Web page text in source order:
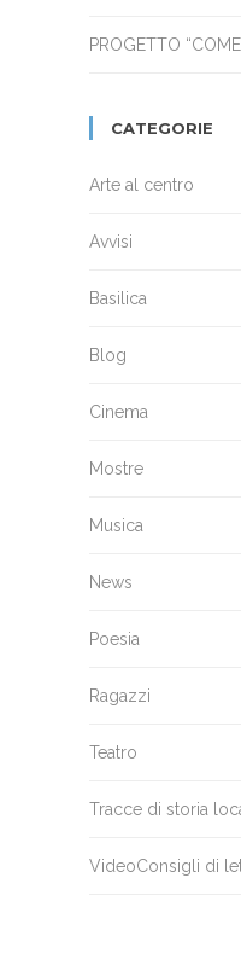
PROGETTO
CATEGORIE
Arte al centro
Avvisi
Basilica
Blog
Cinema
Mostre
Musica
News
Poesia
Ragazzi
Teatro
Tracce di storia
VideoConsigli di